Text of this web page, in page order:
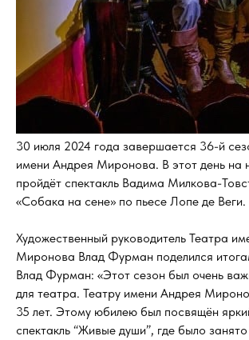
30 июля 2024 года завершается 36-й
имени Андрея Миронова. В этот день на
пройдёт спектакль Вадима Милкова-
«Собака на сене» по пьесе Лопе де Веги.
Художественный руководитель Театра
Миронова Влад Фурман поделился
Влад Фурман: «Этот сезон был очень
для театра. Театру имени Андрея
35 лет. Этому юбилею был посвящён
спектакль “Живые души”, где было